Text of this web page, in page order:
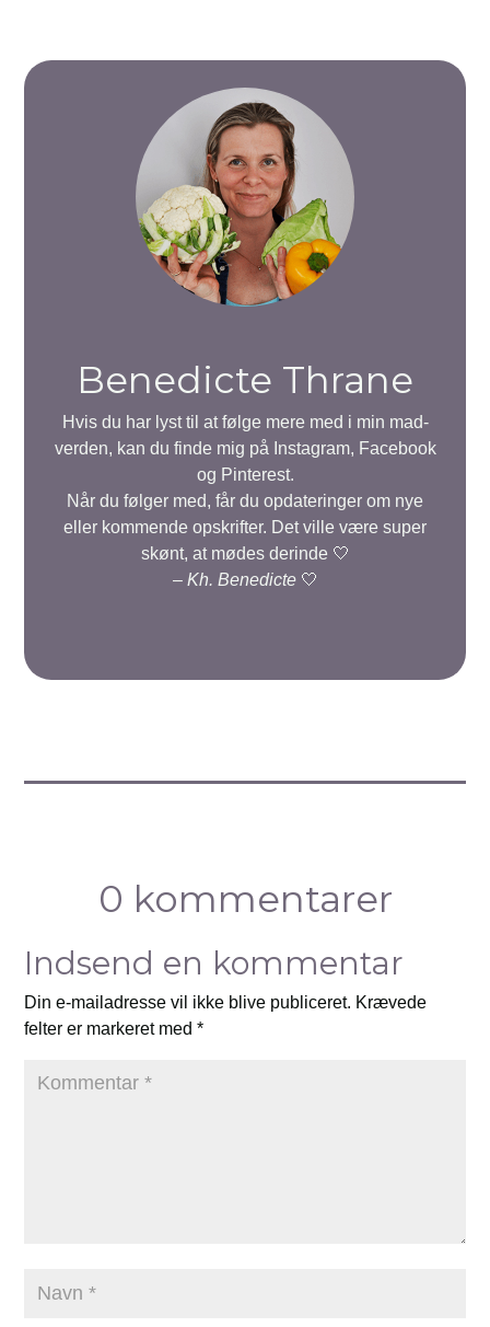
Benedicte Thrane
Hvis du har lyst til at følge mere med i min mad-
verden, kan du finde mig på Instagram, Facebook
og Pinterest.
Når du følger med, får du opdateringer om nye
eller kommende opskrifter. Det ville være super
skønt, at mødes derinde 🤍
– Kh. Benedicte🤍
0 kommentarer
Indsend en kommentar
Din e-mailadresse vil ikke blive publiceret. Krævede
felter er markeret med*